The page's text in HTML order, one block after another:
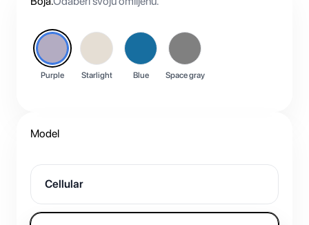
Purple Starlight Blue Space gray
Model
Cellular